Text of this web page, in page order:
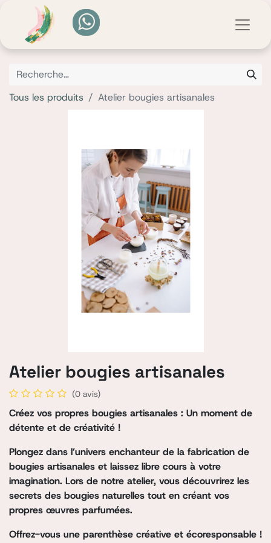
Tous les produits Atelier bougies artisanales
Atelier bougies artisanales
(0 avis)
Créez vos propres bougies artisanales : Un moment de
détente et de créativité !
Plongez dans l’univers enchanteur de la fabrication de
bougies artisanales et laissez libre cours à votre
imagination. Lors de notre atelier, vous découvrirez les
secrets des bougies naturelles tout en créant vos
propres œuvres parfumées.
Offrez-vous une parenthèse créative et écoresponsable !